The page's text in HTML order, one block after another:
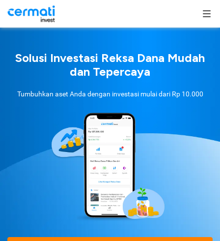
Solusi Investasi Reksa Dana Mudah
dan Tepercaya
Tumbuhkan aset Anda dengan investasi mulai dari Rp 10.000